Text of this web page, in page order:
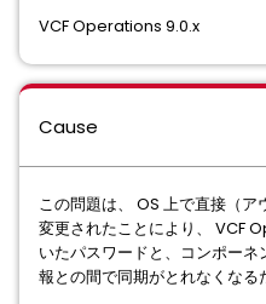
VCF Operations 9.0.x
Cause
この問題は、 OS 上で直接（
変更されたことにより、 VCF
いたパスワードと、コンポー
報との間で同期がとれなくなる